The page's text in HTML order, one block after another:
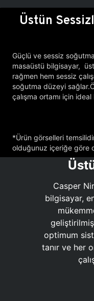
Üstün
Güçlü ve sessiz
masaüstü bilgisayar,
rağmen hem sessiz
soğutma düzeyi
çalışma ortamı için ideal
*Ürün görselleri
olduğunuz içeriğe göre
Casper
bilgisayar,
geliştirilmiş
optimum
tanır ve her